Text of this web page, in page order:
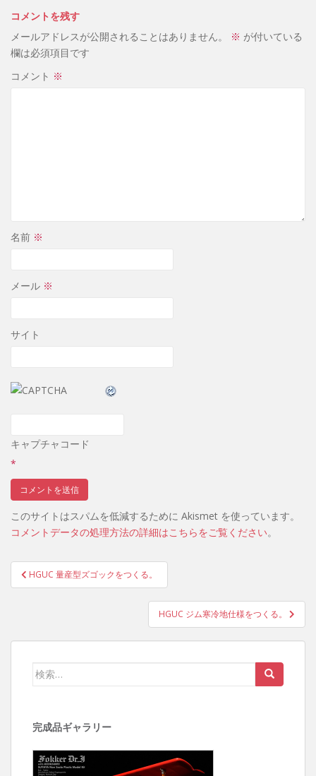
コメントを残す
メールアドレスが公開されることはありません。
※ が付いている
欄は必須項目です
コメント ※
名前 ※
メール ※
サイト
キャプチャコード
*
このサイトはスパムを低減するために Akismet を使っています。
コメントデータの処理方法の詳細はこちらをご覧ください。
投稿ナビゲーション
HGUC 量産型ズゴックをつくる。
HGUC ジム寒冷地仕様をつくる。
検索:
完成品ギャラリー